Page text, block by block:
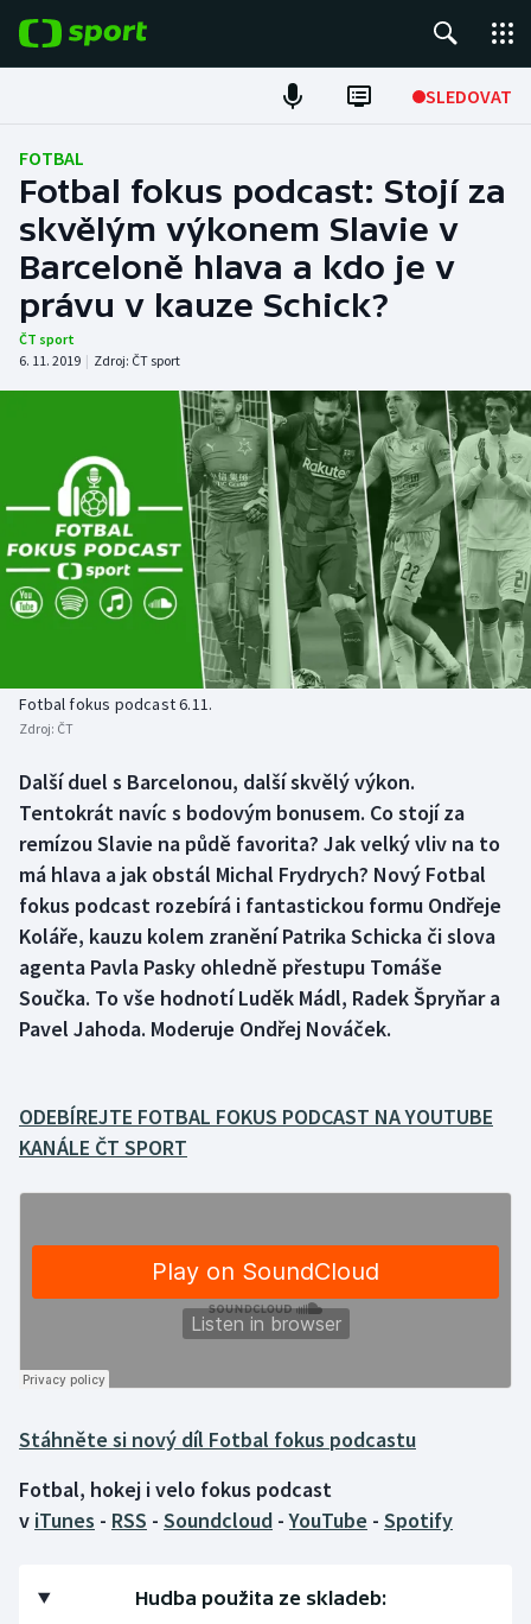
SLEDOVAT
Fotbal
Hokej
Tenis
Atletika
Americký fotbal
Baseball a softbal
Basketbal
Boby a skeleton
Box
Curling
Florbal
Futsal
Gymnastika
Moderní pětiboj
NEPŘEHLÉDNĚTE
Soutěže
Historické návraty
AZ kvíz
FOTBAL
Fotbal fokus podcast: Stojí za
skvělým výkonem Slavie v
Barceloně hlava a kdo je v
právu v kauze Schick?
ČT sport
6. 11. 2019 | Zdroj: ČT sport
Fotbal fokus podcast 6.11.
Zdroj: ČT
Další duel s Barcelonou, další skvělý výkon.
Tentokrát navíc s bodovým bonusem. Co stojí za
remízou Slavie na půdě favorita? Jak velký vliv na to
má hlava a jak obstál Michal Frydrych? Nový Fotbal
fokus podcast rozebírá i fantastickou formu Ondřeje
Koláře, kauzu kolem zranění Patrika Schicka či slova
agenta Pavla Pasky ohledně přestupu Tomáše
Součka. To vše hodnotí Luděk Mádl, Radek Špryňar a
Pavel Jahoda. Moderuje Ondřej Nováček.
ODEBÍREJTE FOTBAL FOKUS PODCAST NA YOUTUBE
KANÁLE ČT SPORT
Stáhněte si nový díl Fotbal fokus podcastu
Fotbal, hokej i velo fokus podcast
v iTunes - RSS - Soundcloud -YouTube - Spotify
Hudba použita ze skladeb: